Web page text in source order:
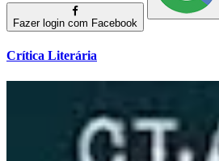
Fazer login com Facebook
Crítica Literária